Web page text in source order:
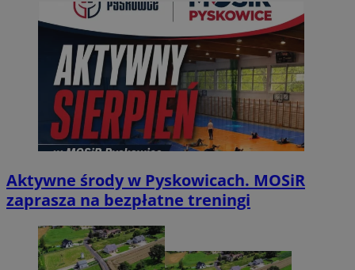
Aktywne środy w Pyskowicach. MOSiR
zaprasza na bezpłatne treningi